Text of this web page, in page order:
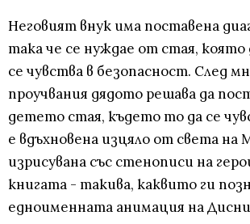
Неговият внук има поставена
така че се нуждае от стая, която
се чувства в безопасност. След
проучвания дядото решава да
детето стая, където то да се
е вдъхновена изцяло от света на
изрисувана със стенописи на
книгата - такива, каквито ги
едноименната анимация на